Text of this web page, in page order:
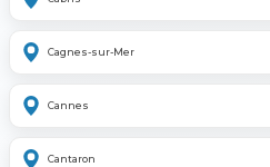
Cagnes-sur-Mer
Cannes
Cantaron